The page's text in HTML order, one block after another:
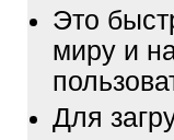
Это
миру и
Для